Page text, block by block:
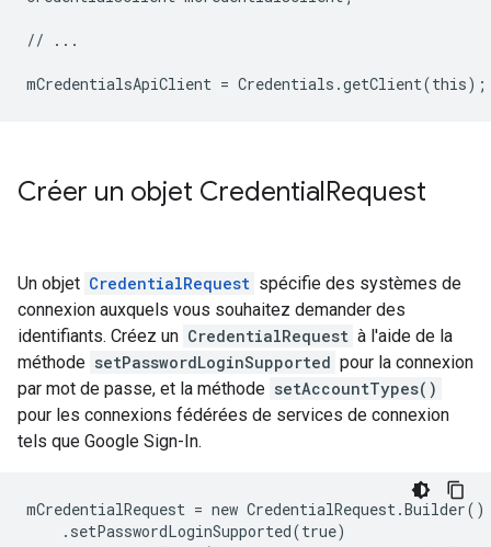
// ...
Créer un objet CredentialRequest
Un objet CredentialRequest spécifie des systèmes de
connexion auxquels vous souhaitez demander des
identifiants. Créez un CredentialRequest à l'aide de la
méthode setPasswordLoginSupported pour la connexion
par mot de passe, et la méthode setAccountTypes()
pour les connexions fédérées de services de connexion
tels que Google Sign-In.
mCredentialRequest = new CredentialRequest.Builder()
    .setPasswordLoginSupported(true)